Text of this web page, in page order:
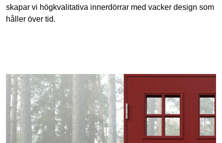
skapar vi högkvalitativa innerdörrar med vacker design som
håller över tid.